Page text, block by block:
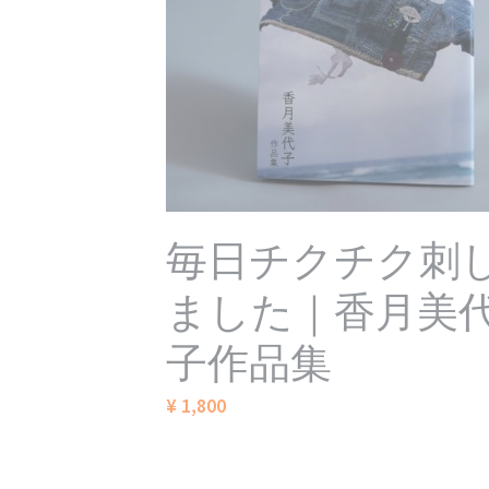
毎日チクチク刺
ました｜香月美
子作品集
¥ 1,800